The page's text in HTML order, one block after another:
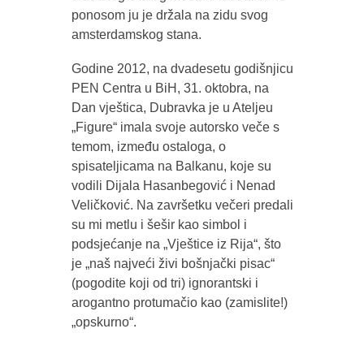
ponosom ju je držala na zidu svog
amsterdamskog stana.
Godine 2012, na dvadesetu godišnjicu
PEN Centra u BiH, 31. oktobra, na
Dan vještica, Dubravka je u Ateljeu
„Figure“ imala svoje autorsko veče s
temom, između ostaloga, o
spisateljicama na Balkanu, koje su
vodili Dijala Hasanbegović i Nenad
Veličković. Na završetku večeri predali
su mi metlu i šešir kao simbol i
podsjećanje na „Vještice iz Rija“, što
je „naš najveći živi bošnjački pisac“
(pogodite koji od tri) ignorantski i
arogantno protumačio kao (zamislite!)
„opskurno“.